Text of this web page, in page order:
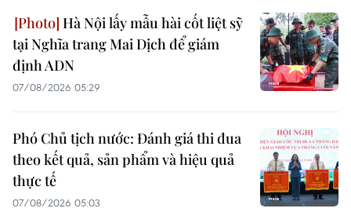
Hà Nội lấy mẫu hài cốt liệt sỹ
tại Nghĩa trang Mai Dịch để giám
định ADN
07/08/2026 05:29
Phó Chủ tịch nước: Đánh giá thi đua
theo kết quả, sản phẩm và hiệu quả
thực tế
07/08/2026 05:03